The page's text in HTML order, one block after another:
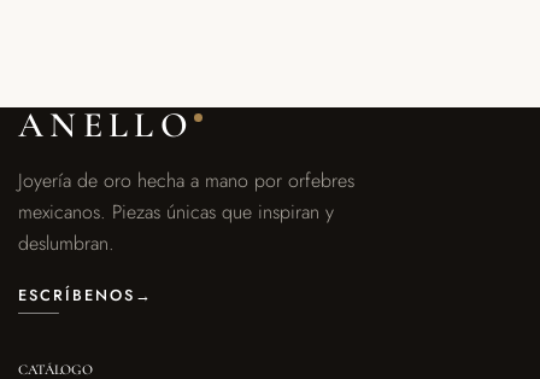
ANELLO
Joyería de oro hecha a mano por orfebres
mexicanos. Piezas únicas que inspiran y
deslumbran.
ESCRÍBENOS →
CATÁLOGO